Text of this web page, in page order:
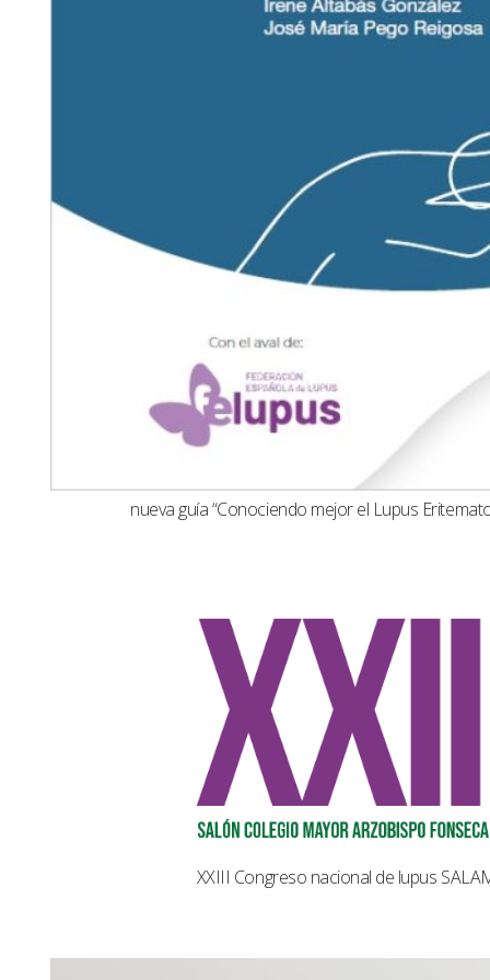
nueva guía “Conociendo mejor el Lupus
XXIII Congreso nacional de lupus